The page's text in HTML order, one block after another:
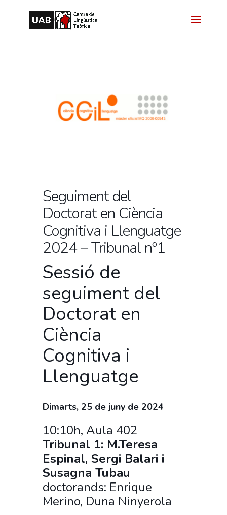
Seguiment del
Doctorat en Ciència
Cognitiva i Llenguatge
2024 – Tribunal nº1
Sessió de
seguiment del
Doctorat en
Ciència
Cognitiva i
Llenguatge
Dimarts, 25 de juny de 2024
10:10h, Aula 402
Tribunal 1: M.Teresa
Espinal, Sergi Balari i
Susagna Tubau
doctorands: Enrique
Merino, Duna Ninyerola